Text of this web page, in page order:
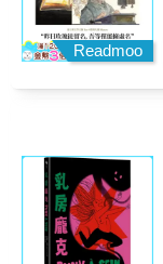
Readmoo